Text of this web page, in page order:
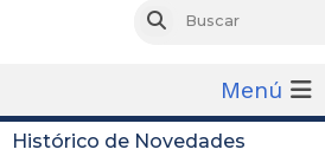
Buscar
Menú
Histórico de Novedades